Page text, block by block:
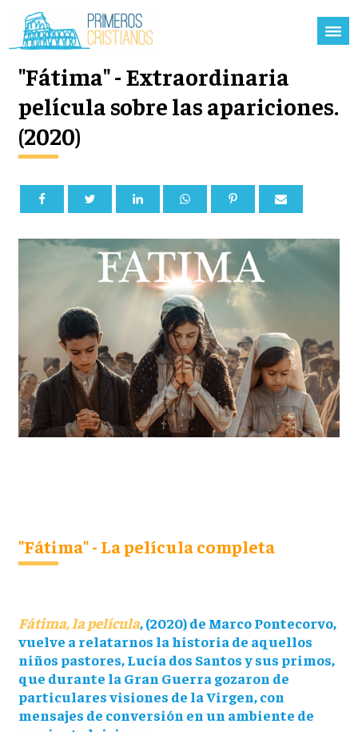
"Fátima" - Extraordinaria
película sobre las apariciones.
(2020)
"Fátima" - La película completa
Fátima, la película, (2020) de Marco Pontecorvo,
vuelve a relatarnos la historia de aquellos
niños pastores, Lucía dos Santos y sus primos,
que durante la Gran Guerra gozaron de
particulares visiones de la Virgen, con
mensajes de conversión en un ambiente de